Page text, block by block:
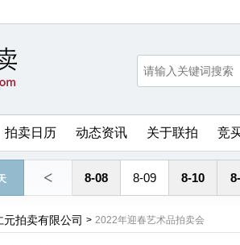
拍卖日历 动态资讯 关于联拍 竞
< 8-08 8-09 8-10
元拍卖有限公司 > 2022年迎春艺术品拍卖会